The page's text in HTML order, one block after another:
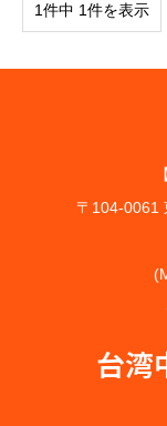
1件中 1件を表示
〒104-0061
台湾